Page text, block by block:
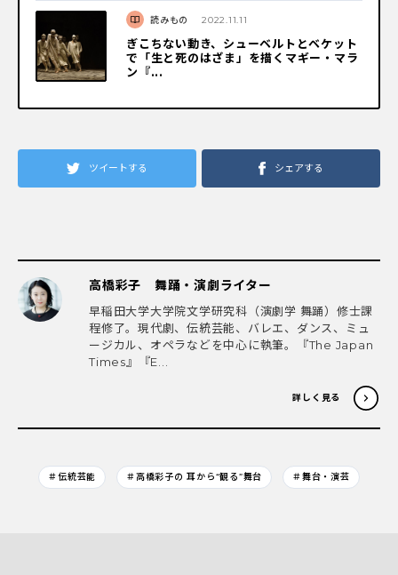
読みもの 2022.11.11
ぎこちない動き、シューベルトとベケット
で「生と死のはざま」を描くマギー・マラ
ン『...
ツイートする シェアする
高橋彩子 舞踊・演劇ライター
早稲田大学大学院文学研究科（演劇学 舞踊）修士課
程修了。現代劇、伝統芸能、バレエ、ダンス、ミュ
ージカル、オペラなどを中心に執筆。『The Japan
Times』『E...
詳しく見る
＃伝統芸能 ＃高橋彩子の 耳から“観る”舞台 ＃舞台・演芸